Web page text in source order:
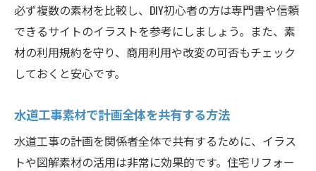
必ず複数の素材を比較し、DIY初心者の方は専門書や信頼
できるサイトのイラストを参考にしましょう。また、素
材の利用規約を守り、商用利用や改変の可否もチェック
しておくと安心です。
水道工事素材で計画全体を共有する方法
水道工事の計画を関係者全体で共有するために、イラス
トや図解素材の活用は非常に効果的です。住宅リフォー